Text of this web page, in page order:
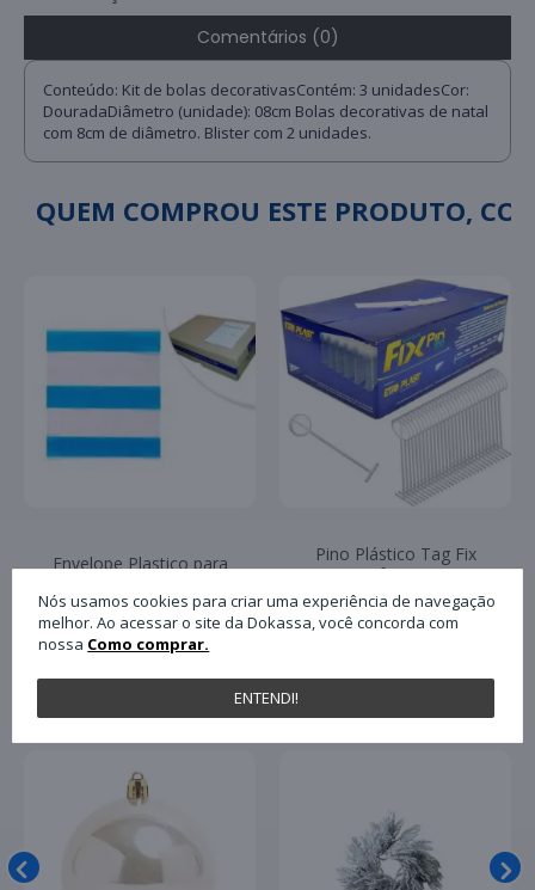
Comentários (0)
Conteúdo: Kit de bolas decorativasContém: 3 unidadesCor:
DouradaDiâmetro (unidade): 08cm Bolas decorativas de natal
com 8cm de diâmetro. Blister com 2 unidades.
QUEM COMPROU ESTE PRODUTO,
Envelope Plastico para
13x17 Un
Pino Plástico Tag Fix
Pin Antifurto 40mm
com 5.000 Unidades
Paulimaq
PRODUTOS RELACIONADOS
Nós usamos cookies para criar uma experiência de navegação
melhor. Ao acessar o site da Dokassa, você concorda com
nossa Como comprar.
ENTENDI!